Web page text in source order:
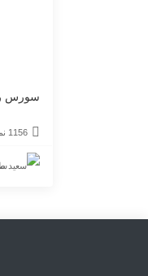
سورس
1156 نمایش